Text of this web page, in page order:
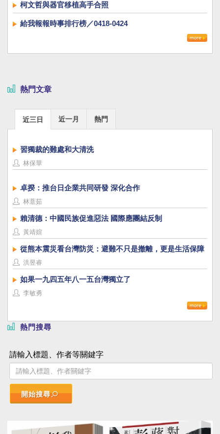
柯文哲與器官移植高手合照
給我報報時事排行榜／0418-0424
熱門文章
近三日 近一月 熱門
習獨裁的難處和大清洗
林保華
卓揆：推台日企業共同研發 深化合作
林薏茹
賴清德：中國民族促進惡法 國際應團結反制
黃靖媗
從熊本震災看台灣防災：避難不只是撤離，更是生活保障
洪昱睿
如果一九四五年八一五台灣獨立了
李敏勇
熱門搜尋
請輸入標題、作者等關鍵字
開始搜尋